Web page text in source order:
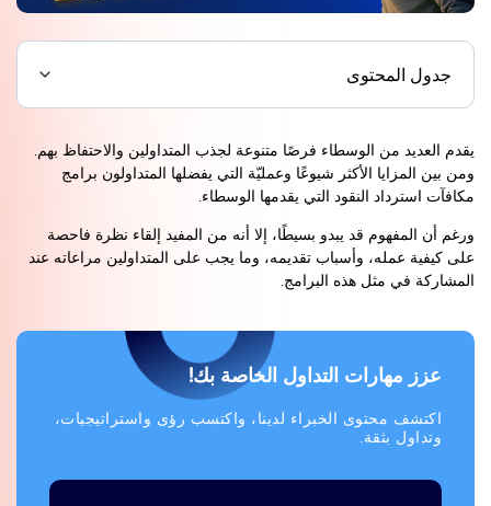
جدول المحتوى
يقدم العديد من الوسطاء فرصًا متنوعة لجذب المتداولين والاحتفاظ بهم.
ومن بين المزايا الأكثر شيوعًا وعمليّة التي يفضلها المتداولون برامج
مكافآت استرداد النقود التي يقدمها الوسطاء.
ورغم أن المفهوم قد يبدو بسيطًا، إلا أنه من المفيد إلقاء نظرة فاحصة
على كيفية عمله، وأسباب تقديمه، وما يجب على المتداولين مراعاته عند
المشاركة في مثل هذه البرامج.
عزز مهارات التداول الخاصة بك!
اكتشف محتوى الخبراء لدينا، واكتسب رؤى واستراتيجيات،
وتداول بثقة.